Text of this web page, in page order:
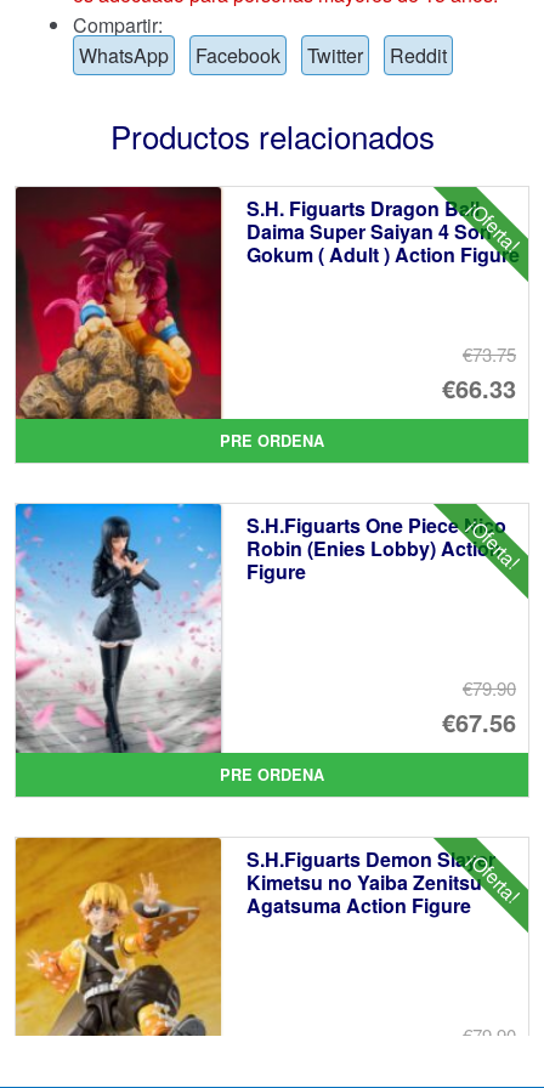
Compartir:
WhatsApp
Facebook Twitter Reddit
Productos relacionados
¡Oferta!
S.H. Figuarts Dragon Ball
Daima Super Saiyan 4 Son
Gokum ( Adult ) Action Figure
€73.75
El
€66.33
El
PRE ORDENA
¡Oferta!
S.H.Figuarts One Piece Nico
Robin (Enies Lobby) Action
Figure
€79.90
El
€67.56
El
PRE ORDENA
¡Oferta!
S.H.Figuarts Demon Slayer
Kimetsu no Yaiba Zenitsu
Agatsuma Action Figure
€79.90